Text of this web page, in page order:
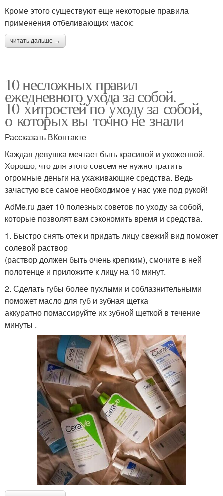
Кроме этого существуют еще некоторые правила
применения отбеливающих масок:
читать дальше →
10 несложных правил
ежедневного ухода за собой.
10 хитростей по уходу за собой,
о которых вы точно не знали
Рассказать ВКонтакте
Каждая девушка мечтает быть красивой и ухоженной.
Хорошо, что для этого совсем не нужно тратить
огромные деньги на ухаживающие средства. Ведь
зачастую все самое необходимое у нас уже под рукой!
AdMe.ru дает 10 полезных советов по уходу за собой,
которые позволят вам сэкономить время и средства.
1. Быстро снять отек и придать лицу свежий вид поможет
солевой раствор
(раствор должен быть очень крепким), смочите в ней
полотенце и приложите к лицу на 10 минут.
2. Сделать губы более пухлыми и соблазнительными
поможет масло для губ и зубная щетка
аккуратно помассируйте их зубной щеткой в течение
минуты .